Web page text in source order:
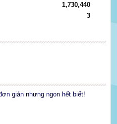
1,730,440
3
giản nhưng ngon hết biết!